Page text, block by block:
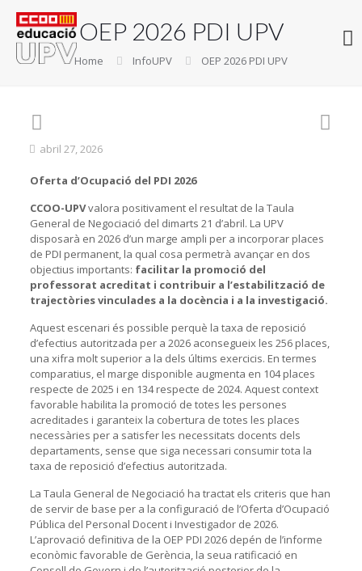
OEP 2026 PDI UPV
Home InfoUPV OEP 2026 PDI UPV
abril 27, 2026
Oferta d’Ocupació del PDI 2026
CCOO-UPVvalora positivament el resultat de la Taula
General de Negociació del dimarts 21 d’abril. La UPV
disposarà en 2026 d’un marge ampli per a incorporar places
de PDI permanent, la qual cosa permetrà avançar en dos
objectius importants: facilitar la promoció del
professorat acreditat i contribuir a l’estabilització de
trajectòries vinculades a la docència i a la investigació.
Aquest escenari és possible perquè la taxa de reposició
d’efectius autoritzada per a 2026 aconsegueix les 256 places,
una xifra molt superior a la dels últims exercicis. En termes
comparatius, el marge disponible augmenta en 104 places
respecte de 2025 i en 134 respecte de 2024. Aquest context
favorable habilita la promoció de totes les persones
acreditades i garanteix la cobertura de totes les places
necessàries per a satisfer les necessitats docents dels
departaments, sense que siga necessari consumir tota la
taxa de reposició d’efectius autoritzada.
La Taula General de Negociació ha tractat els criteris que han
de servir de base per a la configuració de l’Oferta d’Ocupació
Pública del Personal Docent i Investigador de 2026.
L’aprovació definitiva de la OEP PDI 2026 depén de l’informe
econòmic favorable de Gerència, la seua ratificació en